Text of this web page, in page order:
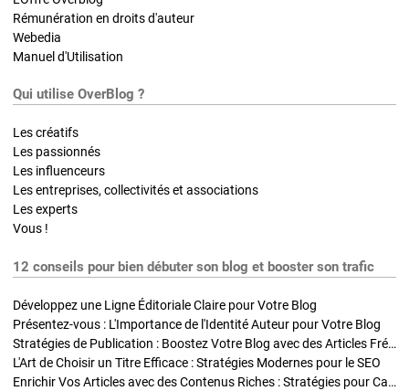
Rémunération en droits d'auteur
Webedia
Manuel d'Utilisation
Qui utilise OverBlog ?
Les créatifs
Les passionnés
Les influenceurs
Les entreprises, collectivités et associations
Les experts
Vous !
12 conseils pour bien débuter son blog et booster son trafic
Développez une Ligne Éditoriale Claire pour Votre Blog
Présentez-vous : L'Importance de l'Identité Auteur pour Votre Blog
Stratégies de Publication : Boostez Votre Blog avec des Articles Fréquents et Exclusifs
L'Art de Choisir un Titre Efficace : Stratégies Modernes pour le SEO
Enrichir Vos Articles avec des Contenus Riches : Stratégies pour Captiver et Optimiser